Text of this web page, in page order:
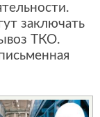
заключать
ТКО.